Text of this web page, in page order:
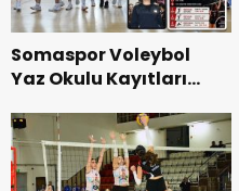
Somaspor Voleybol
Yaz Okulu Kayıtları